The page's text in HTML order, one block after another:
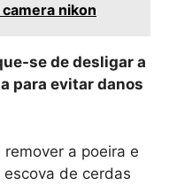
nikon
se de desligar a
para evitar danos
a poeira e
de cerdas